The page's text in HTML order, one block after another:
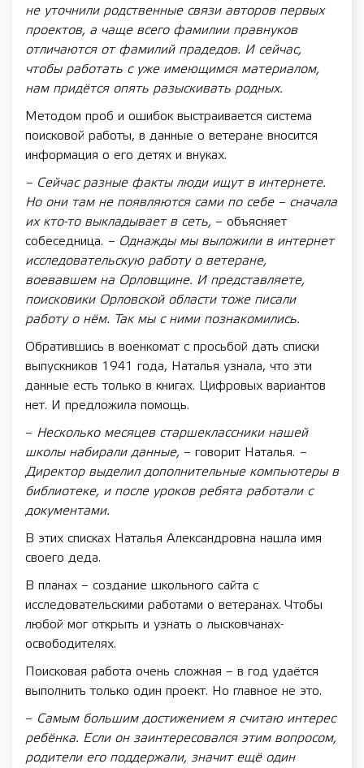
не уточнили родственные связи авторов первых
проектов, а чаще всего фамилии правнуков
отличаются от фамилий прадедов. И сейчас,
чтобы работать с уже имеющимся материалом,
нам придётся опять разыскивать родных.
Методом проб и ошибок выстраивается система
поисковой работы, в данные о ветеране вносится
информация о его детях и внуках.
– Сейчас разные факты люди ищут в интернете.
Но они там не появляются сами по себе – сначала
их кто-то выкладывает в сеть, – объясняет
собеседница. – Однажды мы выложили в интернет
исследовательскую работу о ветеране,
воевавшем на Орловщине. И представляете,
поисковики Орловской области тоже писали
работу о нём. Так мы с ними познакомились.
Обратившись в военкомат с просьбой дать списки
выпускников 1941 года, Наталья узнала, что эти
данные есть только в книгах. Цифровых вариантов
нет. И предложила помощь.
– Несколько месяцев старшеклассники нашей
школы набирали данные, – говорит Наталья. –
Директор выделил дополнительные компьютеры в
библиотеке, и после уроков ребята работали с
документами.
В этих списках Наталья Александровна нашла имя
своего деда.
В планах – создание школьного сайта с
исследовательскими работами о ветеранах. Чтобы
любой мог открыть и узнать о лысковчанах-
освободителях.
Поисковая работа очень сложная – в год удаётся
выполнить только один проект. Но главное не это.
– Самым большим достижением я считаю интерес
ребёнка. Если он заинтересовался этим вопросом,
родители его поддержали, значит ещё один